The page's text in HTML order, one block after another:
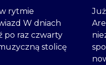
rytmie
W dniach
po raz czwarty
stolicę